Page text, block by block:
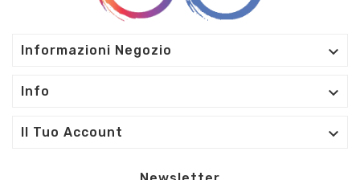
Informazioni Negozio 
Info 
Il Tuo Account 